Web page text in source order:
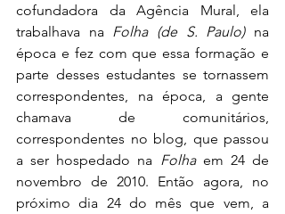
cofundadora da Agência Mural, ela
trabalhava na Folha (de S. Paulo) na
época e fez com que essa formação e
parte desses estudantes se tornassem
correspondentes, na época, a gente
chamava de comunitários,
correspondentes no blog, que passou
a ser hospedado na Folha em 24 de
novembro de 2010. Então agora, no
próximo dia 24 do mês que vem, a